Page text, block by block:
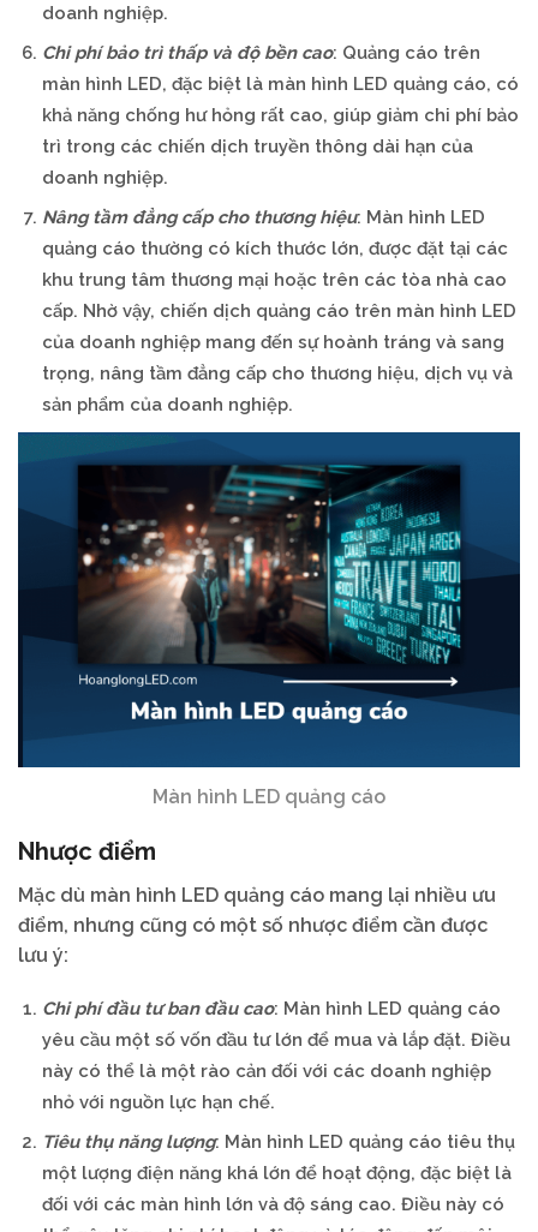
doanh nghiệp.
Chi phí bảo trì thấp và độ bền cao: Quảng cáo trên
màn hình LED, đặc biệt là màn hình LED quảng cáo, có
khả năng chống hư hỏng rất cao, giúp giảm chi phí bảo
trì trong các chiến dịch truyền thông dài hạn của
doanh nghiệp.
Nâng tầm đẳng cấp cho thương hiệu: Màn hình LED
quảng cáo thường có kích thước lớn, được đặt tại các
khu trung tâm thương mại hoặc trên các tòa nhà cao
cấp. Nhờ vậy, chiến dịch quảng cáo trên màn hình LED
của doanh nghiệp mang đến sự hoành tráng và sang
trọng, nâng tầm đẳng cấp cho thương hiệu, dịch vụ và
sản phẩm của doanh nghiệp.
Màn hình LED quảng cáo
Nhược điểm
Mặc dù màn hình LED quảng cáo mang lại nhiều ưu
điểm, nhưng cũng có một số nhược điểm cần được
lưu ý:
Chi phí đầu tư ban đầu cao: Màn hình LED quảng cáo
yêu cầu một số vốn đầu tư lớn để mua và lắp đặt. Điều
này có thể là một rào cản đối với các doanh nghiệp
nhỏ với nguồn lực hạn chế.
Tiêu thụ năng lượng: Màn hình LED quảng cáo tiêu thụ
một lượng điện năng khá lớn để hoạt động, đặc biệt là
đối với các màn hình lớn và độ sáng cao. Điều này có